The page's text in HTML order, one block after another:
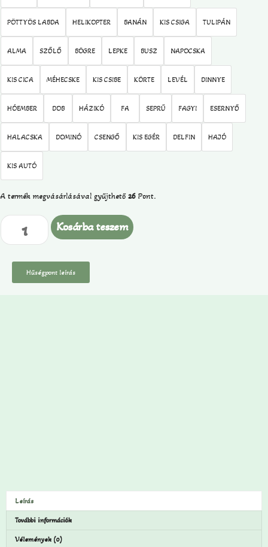
PÖTTYÖS LABDA HELIKOPTER BANÁN KIS CSIGA TULIPÁN
ALMA SZŐLŐ BÖGRE LEPKE BUSZ NAPOCSKA
KIS CICA MÉHECSKE KIS CSIBE KÖRTE LEVÉL DINNYE
HÓEMBER DOB HÁZIKÓ FA SEPRŰ FAGYI ESERNYŐ
HALACSKA DOMINÓ CSENGŐ KIS EGÉR DELFIN HAJÓ
KIS AUTÓ
A termék megvásárlásával gyűjthető26 Pont.
Kosárba teszem
Hűségpont leírás
Leírás
További információk
Vélemények (0)